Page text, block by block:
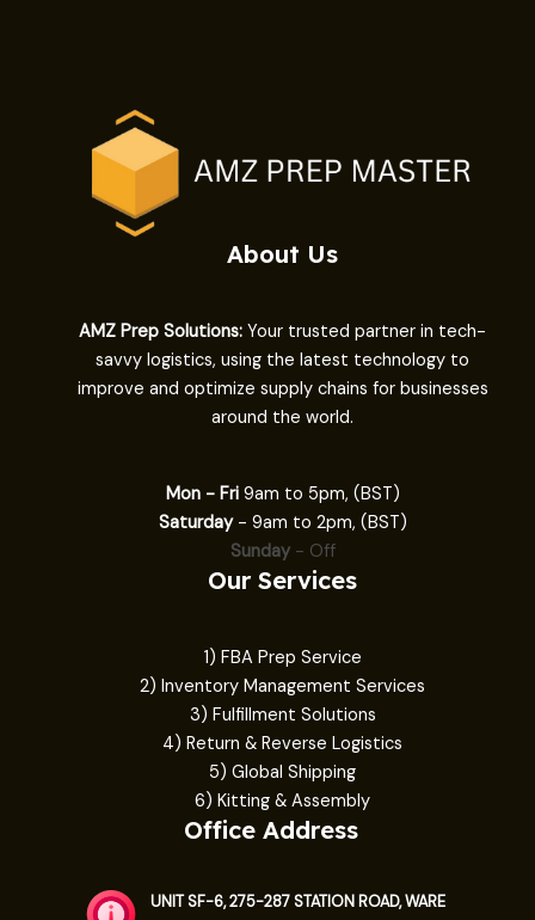
About Us
AMZ Prep Solutions: Your trusted partner in tech-
savvy logistics, using the latest technology to
improve and optimize supply chains for businesses
around the world.
Mon - Fri9am to 5pm, (BST)
Saturday- 9am to 2pm, (BST)
Sunday- Off
Our Services
1) FBA Prep Service
2) Inventory Management Services
3) Fulfillment Solutions
4) Return & Reverse Logistics
5) Global Shipping
6) Kitting & Assembly
Office Address
UNIT SF-6, 275-287 STATION ROAD, WARE